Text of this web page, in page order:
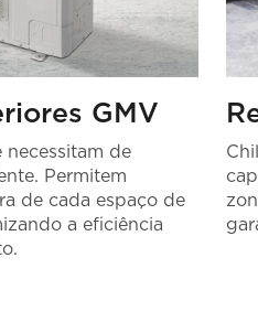
GMV
necessitam de
Permitem
de cada espaço de
a eficiência